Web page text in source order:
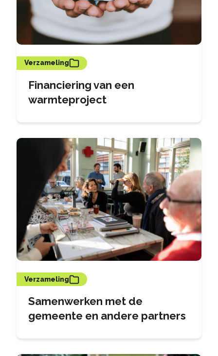
Verzameling
Financiering van een
warmteproject
Verzameling
Samenwerken met de
gemeente en andere partners